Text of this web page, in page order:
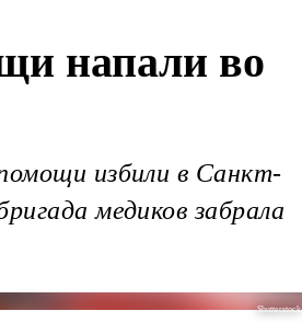
напали во
избили в Санкт-
медиков забрала
Shutterstock